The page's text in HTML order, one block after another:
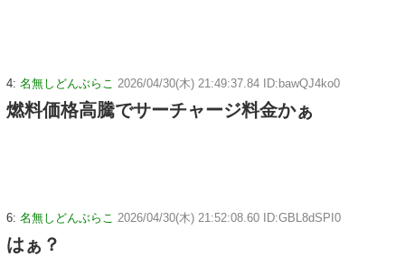
4: 名無しどんぶらこ 2026/04/30(木) 21:49:37.84 ID:bawQJ4ko0
燃料価格高騰でサーチャージ料金かぁ
6: 名無しどんぶらこ 2026/04/30(木) 21:52:08.60 ID:GBL8dSPI0
はぁ？